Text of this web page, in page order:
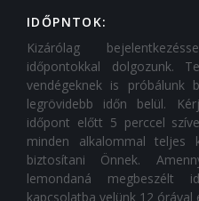
IDŐPNTOK:
Kizárólag
időpontokkal dolgozunk.
vendégeknek is próbálunk
legrövidebb időn belül.
időpont előtt 5 perccel
minden alkalommal teljes
biztosítani Önnek.
lemondaná megbeszélt
kapcsolatba velünk 12 órával